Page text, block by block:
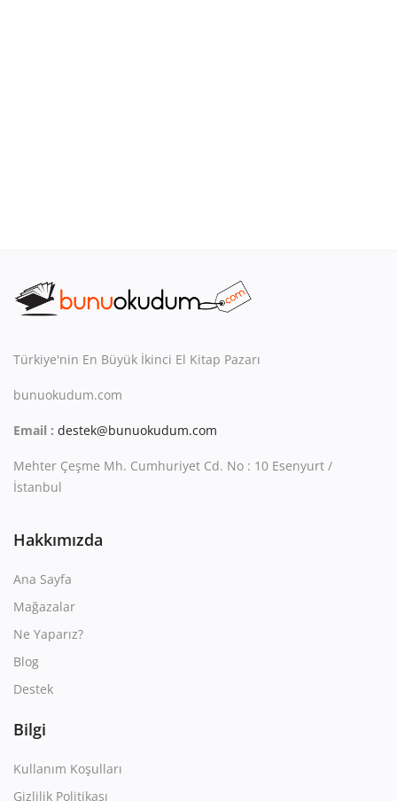
Destek Merkezi
Mağazalar
Blog
İletişim
TRY (₺)
Türkiye'nin En Büyük İkinci El Kitap Pazarı
bunuokudum.com
Email : destek@bunuokudum.com
Mehter Çeşme Mh. Cumhuriyet Cd. No : 10 Esenyurt /
İstanbul
Hakkımızda
Ana Sayfa
Mağazalar
Ne Yaparız?
Blog
Destek
Bilgi
Kullanım Koşulları
Gizlilik Politikası